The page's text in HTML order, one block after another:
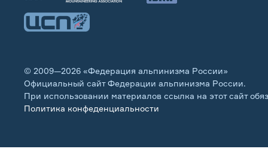
© 2009—2026 «Федерация альпинизма России»
Официальный сайт Федерации альпинизма России.
При использовании материалов ссылка на этот сайт
Политика конфеденциальности